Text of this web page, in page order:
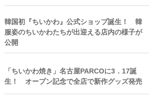
韓国初『ちいかわ』公式ショップ誕生！ 韓
服姿のちいかわたちが出迎える店内の様子が
公開
「ちいかわ焼き」名古屋PARCOに3．17誕
生！ オープン記念で全店で新作グッズ発売